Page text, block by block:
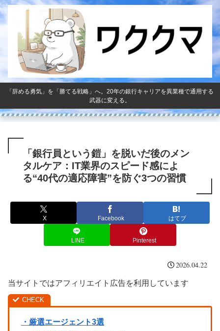
「辞める勇気」を「勝てる戦略」へ。20年の銀行キャリアを異業種で通用する
武器に変える。
「銀行員という鎧」を脱いだ後のメン
タルケア：IT業界のスピード感によ
る“40代の適応障害”を防ぐ3つの習慣
X Facebook はてブ
LINE Pinterest
2026.04.22
当サイトではアフィリエイト広告を利用しています
・厳選エージェント3選